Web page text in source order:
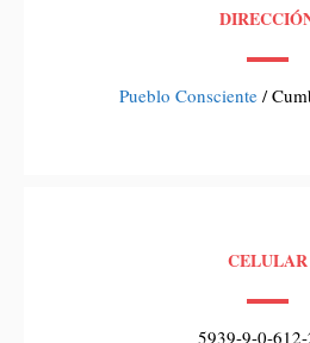
Pueblo Consciente /
CELULAR
5939-9-0-